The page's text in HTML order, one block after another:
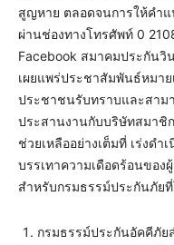
สูญหาย ตลอดจนการให้คำแ
ผ่านช่องทางโทรศัพท์ 0
Facebook สมาคมประกันวิ
เผยแพร่ประชาสัมพันธ์หมา
ประชาชนรับทราบและสาม
ประสานงานกับบริษัทสมาชิ
ช่วยเหลืออย่างเต็มที่ เร่งด
บรรเทาความเดือดร้อนของ
สำหรับกรมธรรม์ประกันภัย
กรมธรรม์ประกันอัคคีภัย